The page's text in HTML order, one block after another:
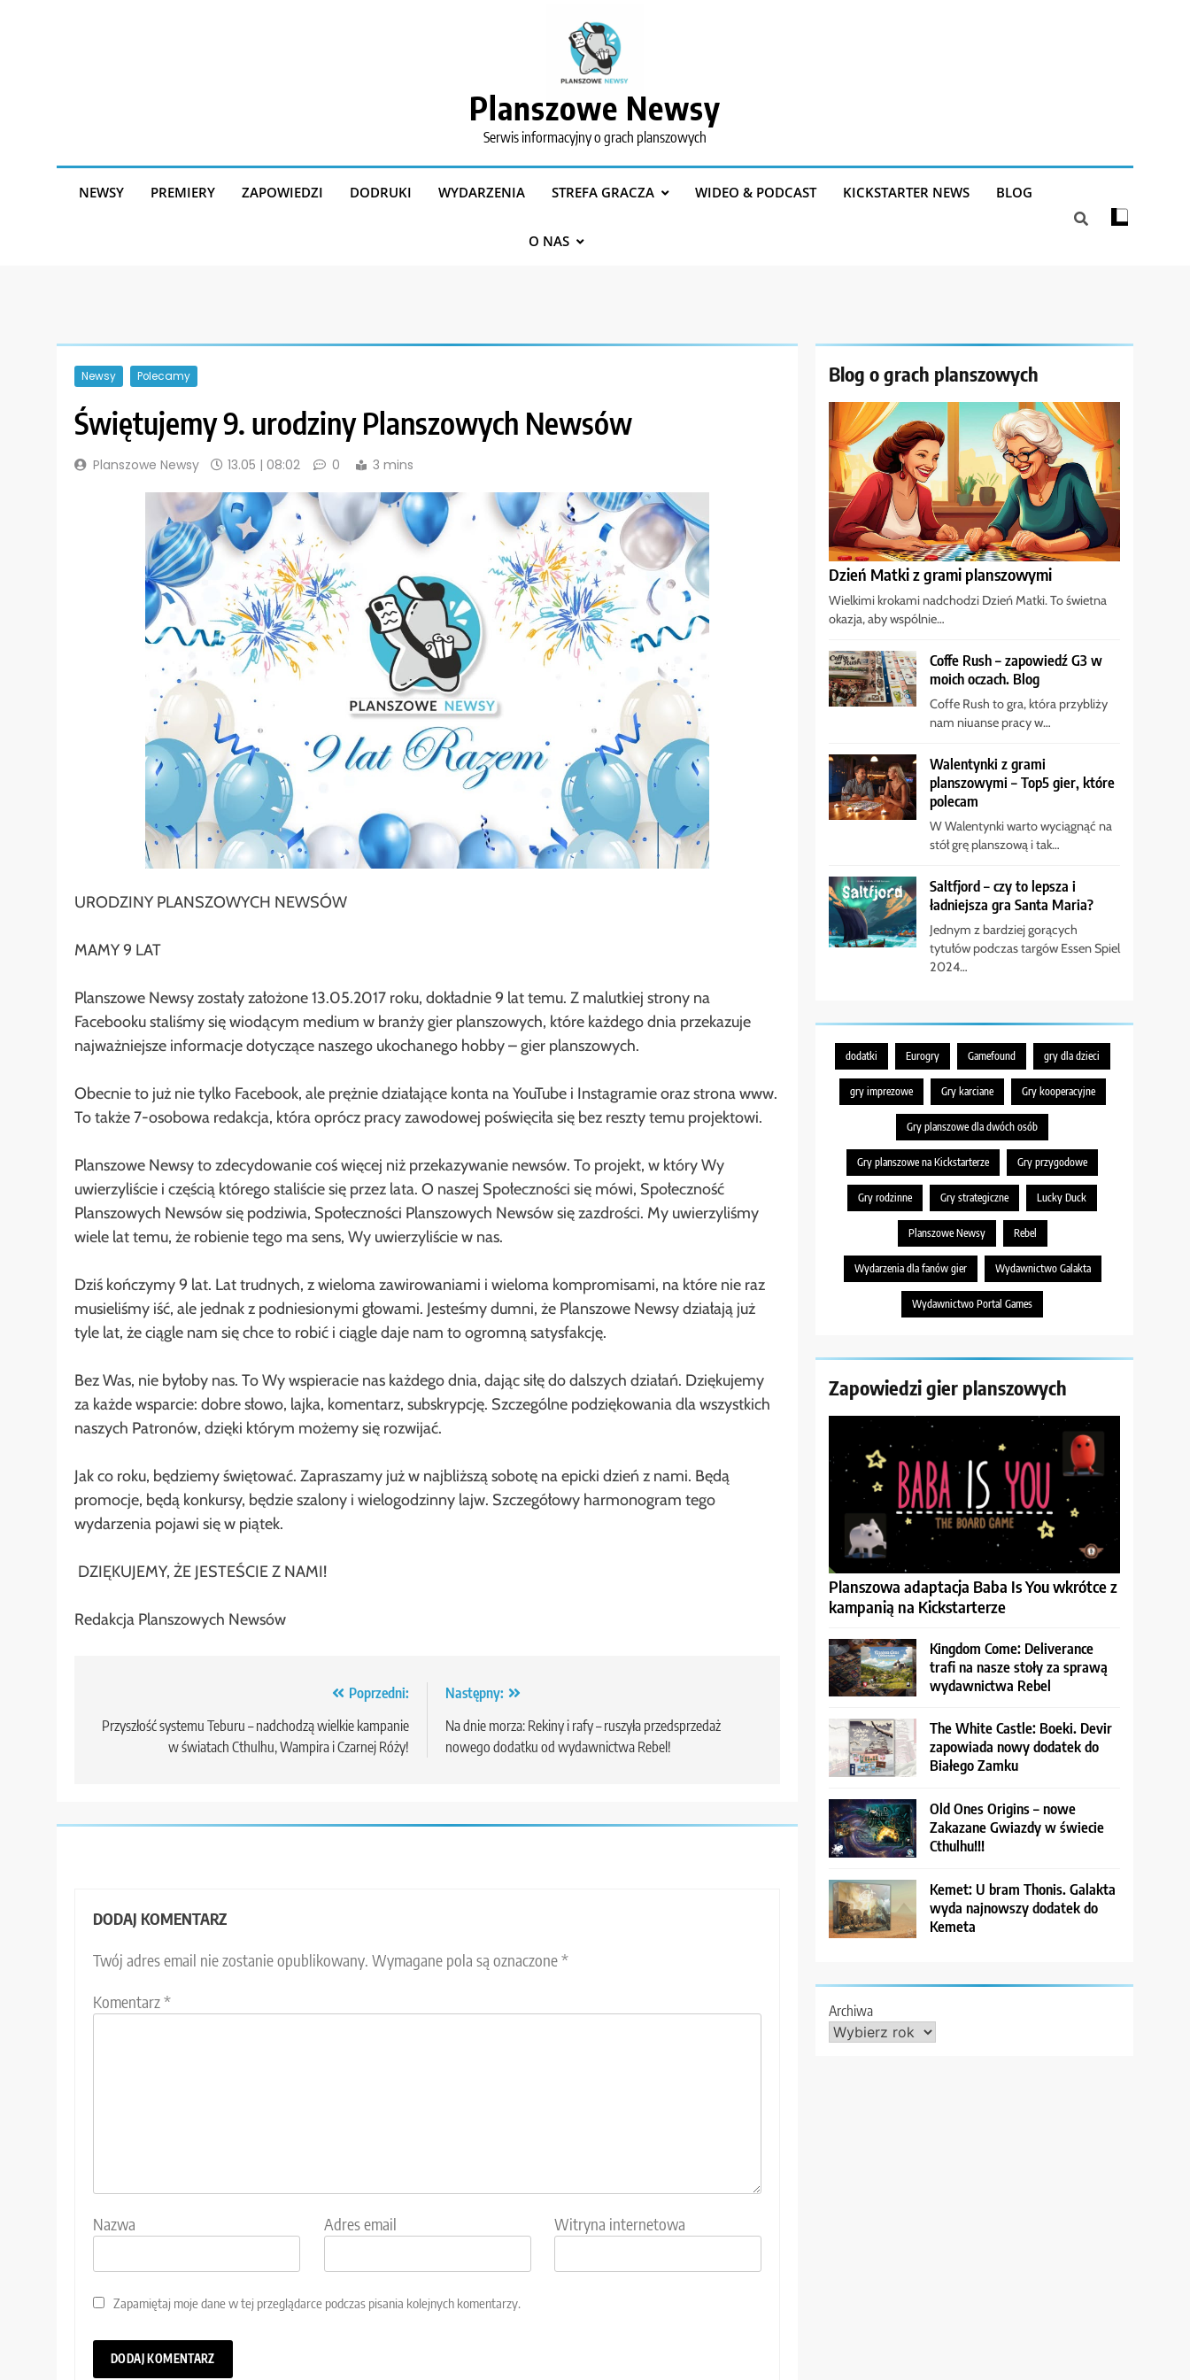
Planszowe Newsy
Serwis informacyjny o grach planszowych
NEWSY PREMIERY ZAPOWIEDZI DODRUKI WYDARZENIA STREFA GRACZA WIDEO & PODCAST KICKSTARTER NEWS BLOG
O NAS
Newsy Polecamy
Świętujemy 9. urodziny Planszowych Newsów
Planszowe Newsy 13.05 | 08:02 0 3 mins
URODZINY PLANSZOWYCH NEWSÓW
MAMY 9 LAT
Planszowe Newsy zostały założone 13.05.2017 roku, dokładnie 9 lat temu. Z malutkiej strony na
Facebooku staliśmy się wiodącym medium w branży gier planszowych, które każdego dnia przekazuje
najważniejsze informacje dotyczące naszego ukochanego hobby – gier planszowych.
Obecnie to już nie tylko Facebook, ale prężnie działające konta na YouTube i Instagramie oraz strona www.
To także 7-osobowa redakcja, która oprócz pracy zawodowej poświęciła się bez reszty temu projektowi.
Planszowe Newsy to zdecydowanie coś więcej niż przekazywanie newsów. To projekt, w który Wy
uwierzyliście i częścią którego staliście się przez lata. O naszej Społeczności się mówi, Społeczność
Planszowych Newsów się podziwia, Społeczności Planszowych Newsów się zazdrości. My uwierzyliśmy
wiele lat temu, że robienie tego ma sens, Wy uwierzyliście w nas.
Dziś kończymy 9 lat. Lat trudnych, z wieloma zawirowaniami i wieloma kompromisami, na które nie raz
musieliśmy iść, ale jednak z podniesionymi głowami. Jesteśmy dumni, że Planszowe Newsy działają już
tyle lat, że ciągle nam się chce to robić i ciągle daje nam to ogromną satysfakcję.
Bez Was, nie byłoby nas. To Wy wspieracie nas każdego dnia, dając siłę do dalszych działań. Dziękujemy
za każde wsparcie: dobre słowo, lajka, komentarz, subskrypcję. Szczególne podziękowania dla wszystkich
naszych Patronów, dzięki którym możemy się rozwijać.
Jak co roku, będziemy świętować. Zapraszamy już w najbliższą sobotę na epicki dzień z nami. Będą
promocje, będą konkursy, będzie szalony i wielogodzinny lajw. Szczegółowy harmonogram tego
wydarzenia pojawi się w piątek.
️ DZIĘKUJEMY, ŻE JESTEŚCIE Z NAMI! ️
Redakcja Planszowych Newsów
wpisu
Poprzedni:
Przyszłość systemu Teburu – nadchodzą wielkie kampanie
w światach Cthulhu, Wampira i Czarnej Róży!
Następny:
Na dnie morza: Rekiny i rafy – ruszyła przedsprzedaż
nowego dodatku od wydawnictwa Rebel!
DODAJ KOMENTARZ
Twój adres email nie zostanie opublikowany. Wymagane pola są oznaczone*
Komentarz*
Nazwa Adres email Witryna internetowa
Zapamiętaj moje dane w tej przeglądarce podczas pisania kolejnych komentarzy.
Blog o grach planszowych
Dzień Matki z grami planszowymi
Wielkimi krokami nadchodzi Dzień Matki. To świetna
okazja, aby wspólnie…
Coffe Rush – zapowiedź G3 w
moich oczach. Blog
Coffe Rush to gra, która przybliży
nam niuanse pracy w…
Walentynki z grami
planszowymi – Top5 gier, które
polecam
W Walentynki warto wyciągnąć na
stół grę planszową i tak…
Saltfjord – czy to lepsza i
ładniejsza gra Santa Maria?
Jednym z bardziej gorących
tytułów podczas targów Essen Spiel
2024…
dodatki Eurogry Gamefound gry dla dzieci
gry imprezowe Gry karciane Gry kooperacyjne
Gry planszowe dla dwóch osób
Gry planszowe na Kickstarterze Gry przygodowe
Gry rodzinne Gry strategiczne Lucky Duck
Planszowe Newsy Rebel
Wydarzenia dla fanów gier Wydawnictwo Galakta
Wydawnictwo Portal Games
Zapowiedzi gier planszowych
Planszowa adaptacja Baba Is You wkrótce z
kampanią na Kickstarterze
Kingdom Come: Deliverance
trafi na nasze stoły za sprawą
wydawnictwa Rebel
The White Castle: Boeki. Devir
zapowiada nowy dodatek do
Białego Zamku
Old Ones Origins – nowe
Zakazane Gwiazdy w świecie
Cthulhu!!!
Kemet: U bram Thonis. Galakta
wyda najnowszy dodatek do
Kemeta
Archiwa